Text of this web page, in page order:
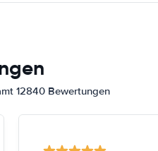
12840 Bewertungen